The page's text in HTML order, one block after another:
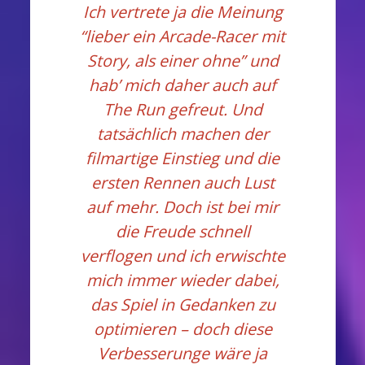
Ich vertrete ja die Meinung
“lieber ein Arcade-Racer mit
Story, als einer ohne” und
hab’ mich daher auch auf
The Run gefreut. Und
tatsächlich machen der
filmartige Einstieg und die
ersten Rennen auch Lust
auf mehr. Doch ist bei mir
die Freude schnell
verflogen und ich erwischte
mich immer wieder dabei,
das Spiel in Gedanken zu
optimieren – doch diese
Verbesserunge wäre ja